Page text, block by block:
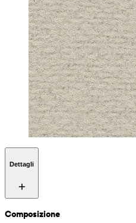
Dettagli
Composizione